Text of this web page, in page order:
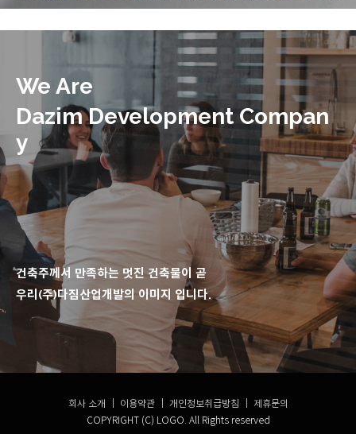
We Are
Dazim Development Compan
y
건축주께서 만족하는 멋진 건축물이 곧
우리(주)다짐산업개발의 이미지 입니다.
회사 소개 ｜ 이용약관 개인정보취급방침
｜ 제휴문의
COPYRIGHT (C) LOGO. All Rights reserved